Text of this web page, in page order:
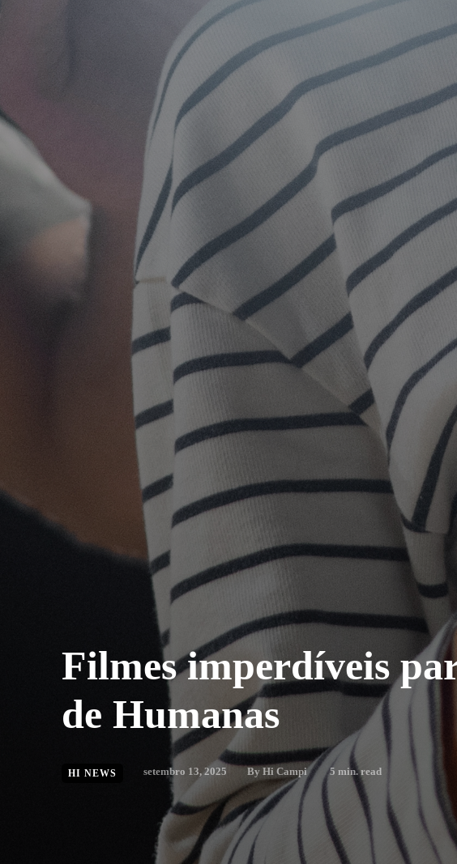
Filmes imperdíveis
de Humanas
HI NEWS setembro 13, 2025 By Hi Campi 5 min. read